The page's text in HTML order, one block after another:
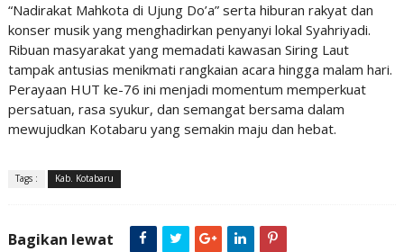
‎“Nadirakat Mahkota di Ujung Do’a” serta hiburan rakyat dan
konser musik yang menghadirkan penyanyi lokal Syahriyadi.
Ribuan masyarakat yang memadati kawasan Siring Laut
tampak antusias menikmati rangkaian acara hingga malam hari.
Perayaan HUT ke-76 ini menjadi momentum memperkuat
persatuan, rasa syukur, dan semangat bersama dalam
mewujudkan Kotabaru yang semakin maju dan hebat.
Tags : Kab. Kotabaru
Bagikan lewat